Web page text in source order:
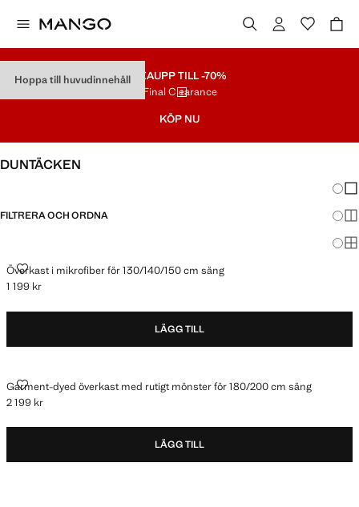
Hoppa till huvudinnehåll REAUPP TILL -70%
Final Clearance
KÖP NU
DUNTÄCKEN
FILTRERA OCH ORDNA
Överkast i mikrofiber för 130/140/150 cm säng
ÖVERKAST I MIKROFIBER FÖR 130/140/150 CM SÄNG
Gällande pris [1 199 kr ]
1 199 kr
LÄGG TILL
Garment-dyed överkast med rutigt mönster för 180/200 cm säng
GARMENT-DYED ÖVERKAST MED RUTIGT MÖNSTER FÖR 180/200 CM
Gällande pris [2 199 kr ]
2 199 kr
LÄGG TILL